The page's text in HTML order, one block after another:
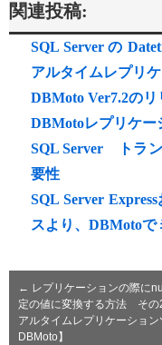
関連投稿:
SQL Server の
アルタイムレプリ
DBMoto Ver7.2の
DBMotoレプリケー
SQL Server トラ
要性
SQL Server
スより、DBMoto
← レプリケーションの際に
定の値に変換する方法 その
アルタイムレプリケーション
DBMoto】